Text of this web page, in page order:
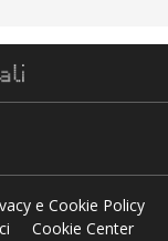
e Cookie Policy
Cookie Center